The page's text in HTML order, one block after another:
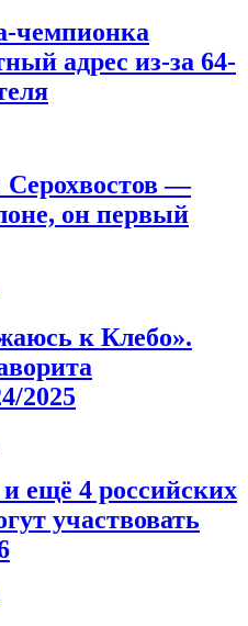
чемпионка
адрес из-за 64-
—
он первый
к Клебо».
2025
ещё 4 российских
участвовать